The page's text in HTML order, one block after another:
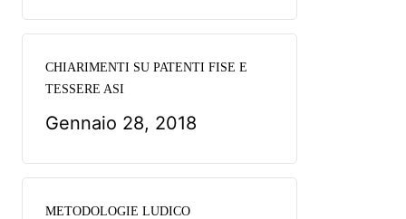
CHIARIMENTI SU PATENTI FISE E
TESSERE ASI
Gennaio 28, 2018
METODOLOGIE LUDICO